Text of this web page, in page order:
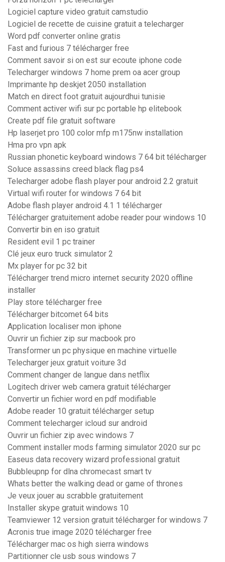
Logiciel capture video gratuit camstudio
Logiciel de recette de cuisine gratuit a telecharger
Word pdf converter online gratis
Fast and furious 7 télécharger free
Comment savoir si on est sur ecoute iphone code
Telecharger windows 7 home prem oa acer group
Imprimante hp deskjet 2050 installation
Match en direct foot gratuit aujourdhui tunisie
Comment activer wifi sur pc portable hp elitebook
Create pdf file gratuit software
Hp laserjet pro 100 color mfp m175nw installation
Hma pro vpn apk
Russian phonetic keyboard windows 7 64 bit télécharger
Soluce assassins creed black flag ps4
Telecharger adobe flash player pour android 2.2 gratuit
Virtual wifi router for windows 7 64 bit
Adobe flash player android 4.1 1 télécharger
Télécharger gratuitement adobe reader pour windows 10
Convertir bin en iso gratuit
Resident evil 1 pc trainer
Clé jeux euro truck simulator 2
Mx player for pc 32 bit
Télécharger trend micro internet security 2020 offline
installer
Play store télécharger free
Télécharger bitcomet 64 bits
Application localiser mon iphone
Ouvrir un fichier zip sur macbook pro
Transformer un pc physique en machine virtuelle
Telecharger jeux gratuit voiture 3d
Comment changer de langue dans netflix
Logitech driver web camera gratuit télécharger
Convertir un fichier word en pdf modifiable
Adobe reader 10 gratuit télécharger setup
Comment telecharger icloud sur android
Ouvrir un fichier zip avec windows 7
Comment installer mods farming simulator 2020 sur pc
Easeus data recovery wizard professional gratuit
Bubbleupnp for dlna chromecast smart tv
Whats better the walking dead or game of thrones
Je veux jouer au scrabble gratuitement
Installer skype gratuit windows 10
Teamviewer 12 version gratuit télécharger for windows 7
Acronis true image 2020 télécharger free
Télécharger mac os high sierra windows
Partitionner cle usb sous windows 7